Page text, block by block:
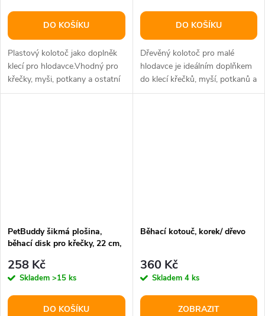
DO KOŠÍKU
Plastový kolotoč jako doplněk
klecí pro hlodavce.Vhodný pro
křečky, myši, potkany a ostatní
drobné hlodavce, kteří...
DO KOŠÍKU
Dřevěný kolotoč pro malé
hlodavce je ideálním doplňkem
do klecí křečků, myší, potkanů a
dalších malých zvířat. Tento...
PetBuddy šikmá plošina,
běhací disk pro křečky, 22 cm,
258 Kč
Skladem >15 ks
DO KOŠÍKU
Běhací kotouč, korek/ dřevo
360 Kč
Skladem 4 ks
ZOBRAZIT